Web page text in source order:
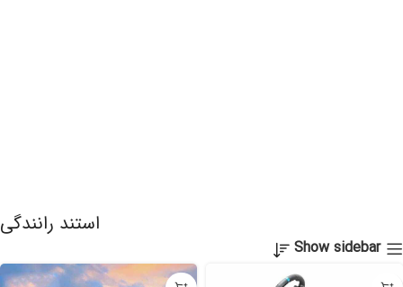
استند رانندگی
Show sidebar